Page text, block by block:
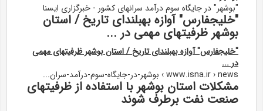
"بوشهر" در جایگاه سوم درآمد سرانهای کشور - خبرگزاری ایسنا
"خلیجفارس" آوازه بهبلندای تاریخ / استان
بوشهر ظرفیتهای مهمی در ...
"خلیجفارس" آوازه بهبلندای تاریخ / استان بوشهر ظرفیتهای مهمی
در ...
www.isna.ir › news › بوشهر-در-جایگاه-سوم-درآمد-سران...
مشکلات استان بوشهر با استفاده از ظرفیتهای
صنعت نفت برطرف شوند